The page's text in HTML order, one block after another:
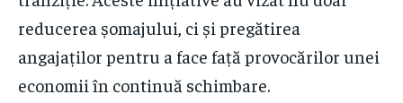
reducerea șomajului, ci și pregătirea
angajaților pentru a face față provocărilor unei
economii în continuă schimbare.